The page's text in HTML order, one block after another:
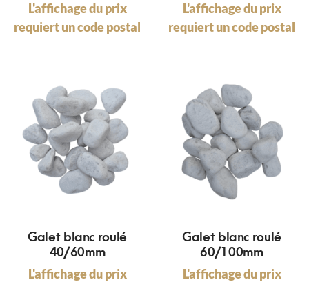
L'affichage du prix
requiert un code postal
L'affichage du prix
requiert un code postal
Galet blanc roulé
40/60mm
L'affichage du prix
Galet blanc roulé
60/100mm
L'affichage du prix